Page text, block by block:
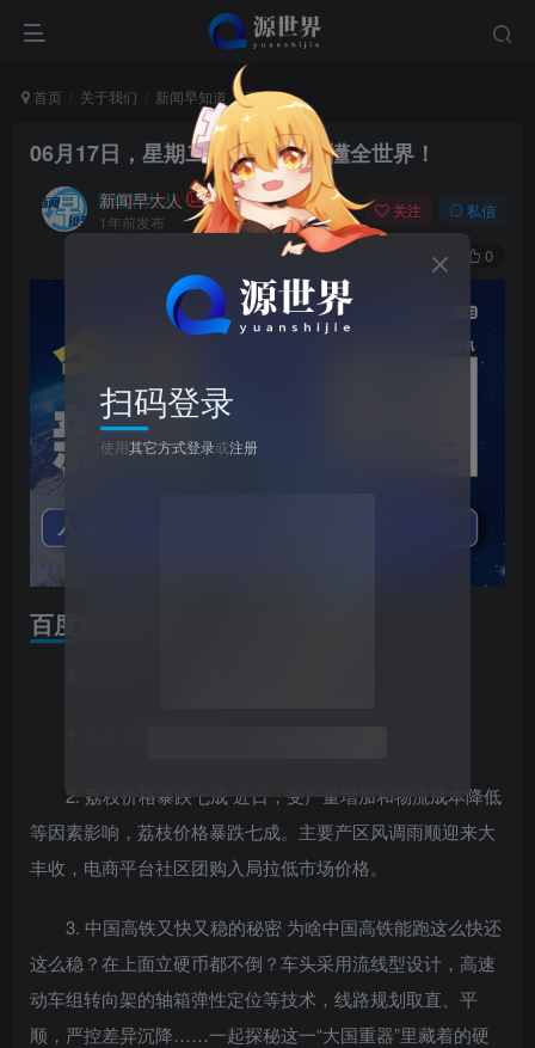
首页 关于我们 新闻早知道 正文
06月17日，星期二, 每天60秒读懂全世界！
新闻早大人
1年前发布
关注 私信
12 0
百度热搜新闻
2. 荔枝价格暴跌七成 近日，受产量增加和物流成本降低
等因素影响，荔枝价格暴跌七成。主要产区风调雨顺迎来大
丰收，电商平台社区团购入局拉低市场价格。
3. 中国高铁又快又稳的秘密 为啥中国高铁能跑这么快还
这么稳？在上面立硬币都不倒？车头采用流线型设计，高速
动车组转向架的轴箱弹性定位等技术，线路规划取直、平
顺，严控差异沉降……一起探秘这一“大国重器”里藏着的硬
扫码登录
使用其它方式登录或注册